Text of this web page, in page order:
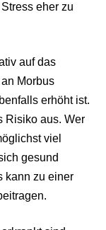
eher zu
auf das
Morbus
erhöht ist.
Risiko aus. Wer
viel
gesund
kann zu einer